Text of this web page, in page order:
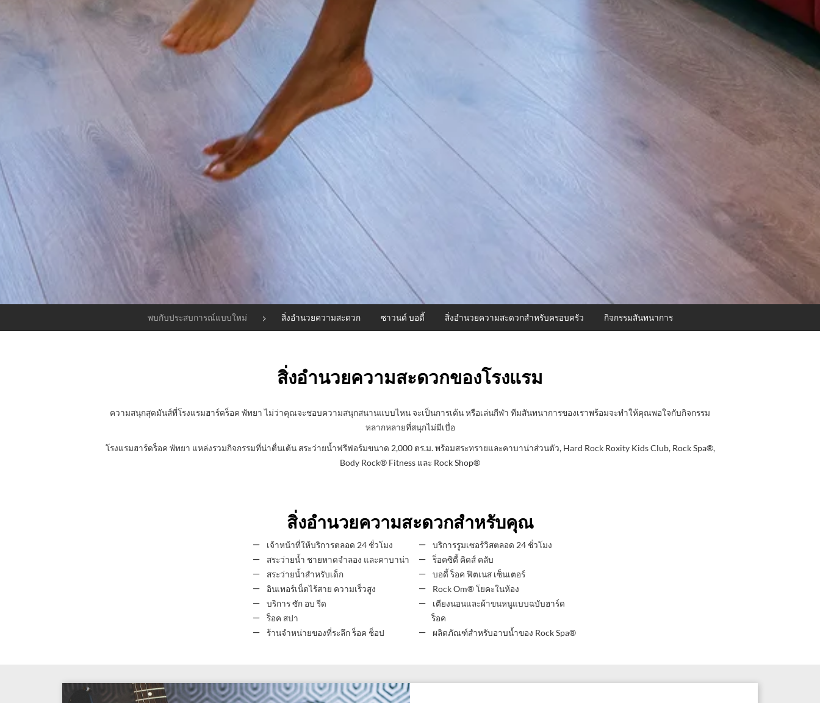
พบกับประสบการณ์แบบใหม่ สิ่งอำนวยความสะดวก ซาวนด์ บอดี้ สิ่งอำนวยความสะดวกสำหรับครอบครัว กิจกรรมสันทนาการ
สิ่งอำนวยความสะดวกของโรงแรม
ความสนุกสุดมันส์ที่โรงแรมฮาร์ดร็อค พัทยา ไม่ว่าคุณจะชอบความสนุกสนานแบบไหน จะเป็นการเต้น หรือเล่นกีฬา ทีมสันทนาการของเราพร้อมจะทำให้คุณพอใจกับกิจกรรม
หลากหลายที่สนุกไม่มีเบื่อ
โรงแรมฮาร์ดร็อค พัทยา แหล่งรวมกิจกรรมที่น่าตื่นเต้น สระว่ายน้ำฟรีฟอร์มขนาด 2,000 ตร.ม. พร้อมสระทรายและคาบาน่าส่วนตัว, Hard Rock Roxity Kids Club, Rock Spa®,
Body Rock® Fitness และ Rock Shop®
สิ่งอำนวยความสะดวกสำหรับคุณ
เจ้าหน้าที่ให้บริการตลอด 24 ชั่วโมง
สระว่ายน้ำ ชายหาดจำลอง และคาบาน่า
สระว่ายน้ำสำหรับเด็ก
อินเทอร์เน็ตไร้สาย ความเร็วสูง
บริการ ซัก อบ รีด
ร็อค สปา
ร้านจำหน่ายของที่ระลึก ร็อค ช็อป
บริการรูมเซอร์วิสตลอด 24 ชั่วโมง
ร็อคซิตี้ คิดส์ คลับ
บอดี้ ร็อค ฟิตเนส เซ็นเตอร์
Rock Om® โยคะในห้อง
เตียงนอนและผ้าขนหนูแบบฉบับฮาร์ด
ร็อค
ผลิตภัณฑ์สำหรับอาบน้ำของ Rock Spa®